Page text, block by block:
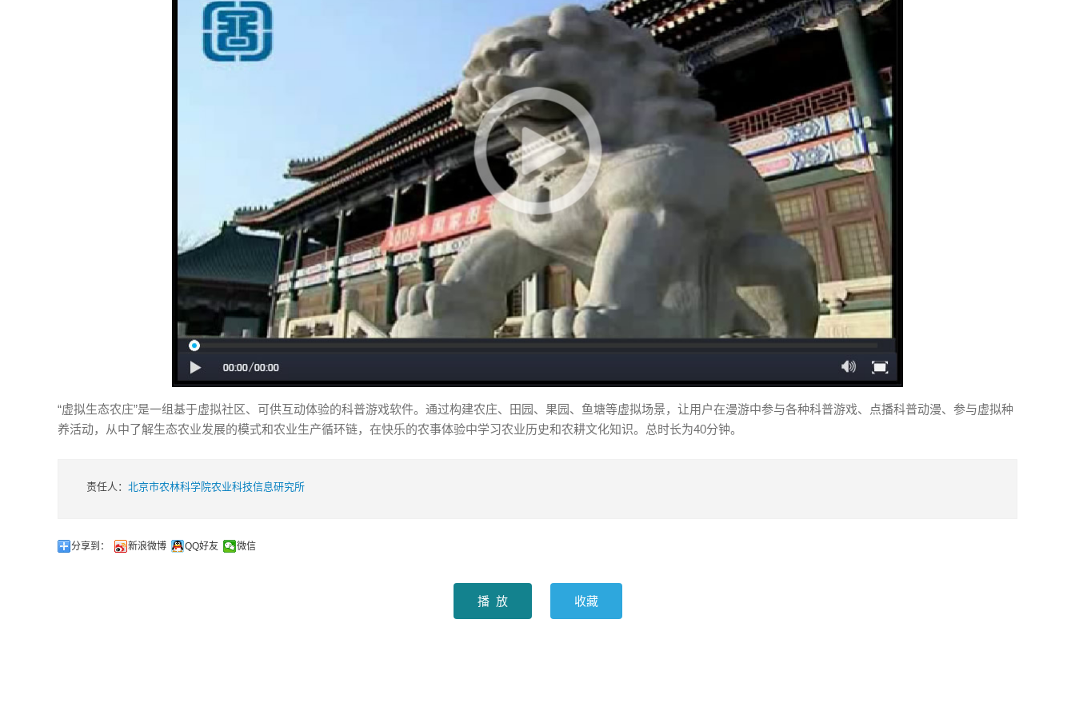
“虚拟生态农庄”是一组基于虚拟社区、可供互动体验的科普游戏软件。通过构建农庄、田园、果园、鱼塘等虚拟场景，让用户在漫游中参与各种科普游戏、点播科普动漫、参与虚拟种
养活动，从中了解生态农业发展的模式和农业生产循环链，在快乐的农事体验中学习农业历史和农耕文化知识。总时长为40分钟。
责任人： 北京市农林科学院农业科技信息研究所
分享到： 新浪微博 QQ好友 微信